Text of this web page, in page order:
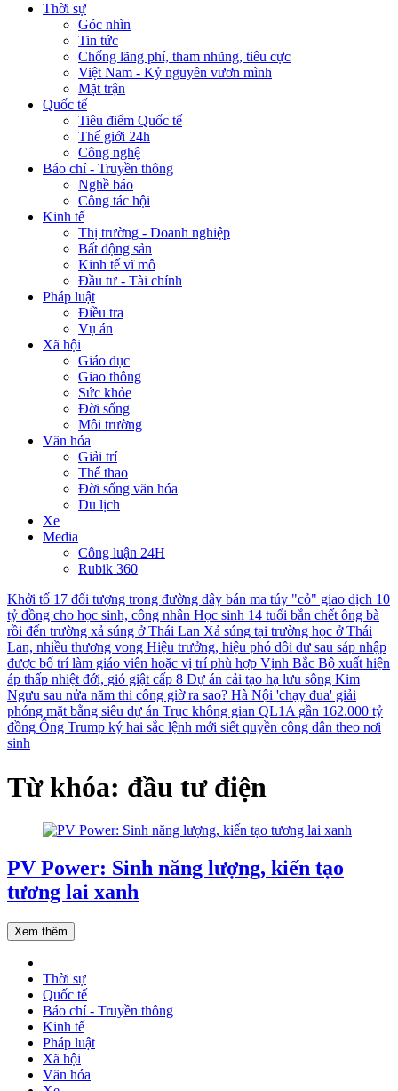
Thời sự
Góc nhìn
Tin tức
Chống lãng phí, tham nhũng, tiêu cực
Việt Nam - Kỷ nguyên vươn mình
Mặt trận
Quốc tế
Tiêu điểm Quốc tế
Thế giới 24h
Công nghệ
Báo chí - Truyền thông
Nghề báo
Công tác hội
Kinh tế
Thị trường - Doanh nghiệp
Bất động sản
Kinh tế vĩ mô
Đầu tư - Tài chính
Pháp luật
Điều tra
Vụ án
Xã hội
Giáo dục
Giao thông
Sức khỏe
Đời sống
Môi trường
Văn hóa
Giải trí
Thể thao
Đời sống văn hóa
Du lịch
Xe
Media
Công luận 24H
Rubik 360
Khởi tố 17 đối tượng trong đường dây bán ma túy "cỏ" giao dịch 10
tỷ đồng cho học sinh, công nhân Học sinh 14 tuổi bắn chết ông bà
rồi đến trường xả súng ở Thái Lan Xả súng tại trường học ở Thái
Lan, nhiều thương vong Hiệu trưởng, hiệu phó dôi dư sau sáp nhập
được bố trí làm giáo viên hoặc vị trí phù hợp Vịnh Bắc Bộ xuất hiện
áp thấp nhiệt đới, gió giật cấp 8 Dự án cải tạo hạ lưu sông Kim
Ngưu sau nửa năm thi công giờ ra sao? Hà Nội 'chạy đua' giải
phóng mặt bằng siêu dự án Trục không gian QL1A gần 162.000 tỷ
đồng Ông Trump ký hai sắc lệnh mới siết quyền công dân theo nơi
sinh
Từ khóa: đầu tư điện
PV Power: Sinh năng lượng, kiến tạo
tương lai xanh
Xem thêm
Thời sự
Quốc tế
Báo chí - Truyền thông
Kinh tế
Pháp luật
Xã hội
Văn hóa